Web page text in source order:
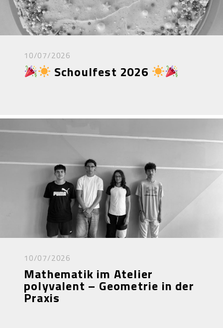
10/07/2026
Schoulfest 2026
10/07/2026
Mathematik im Atelier
polyvalent – Geometrie in der
Praxis